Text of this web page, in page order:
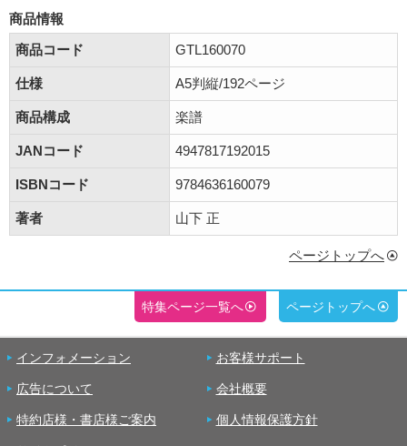
商品情報
商品コード
GTL160070
仕様 A5判縦/192ページ
商品構成 楽譜
JANコード 4947817192015
ISBNコード 9784636160079
著者 山下 正
ページトップへ
特集ページ一覧へ ページトップへ
インフォメーション お客様サポート
広告について 会社概要
特約店様・書店様ご案内 個人情報保護方針